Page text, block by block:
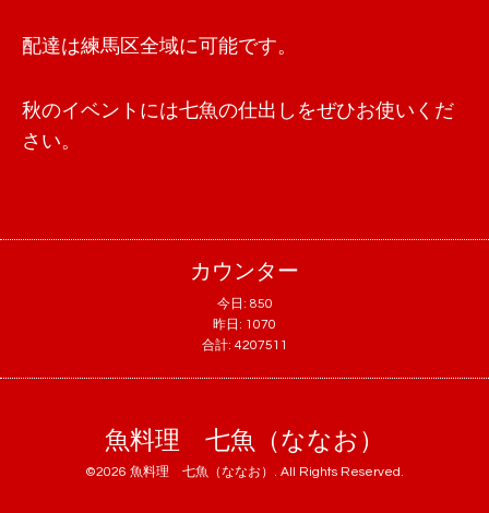
配達は練馬区全域に可能です。
秋のイベントには七魚の仕出しをぜひお使いくだ
さい。
カウンター
今日: 850
昨日: 1070
合計: 4207511
魚料理 七魚（ななお）
©2026 魚料理 七魚（ななお） . All Rights Reserved.